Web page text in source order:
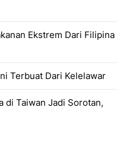
Ekstrem Dari Filipina
Terbuat Dari Kelelawar
di Taiwan Jadi Sorotan,